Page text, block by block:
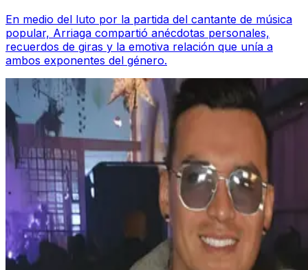
En medio del luto por la partida del cantante de música
popular, Arriaga compartió anécdotas personales,
recuerdos de giras y la emotiva relación que unía a
ambos exponentes del género.